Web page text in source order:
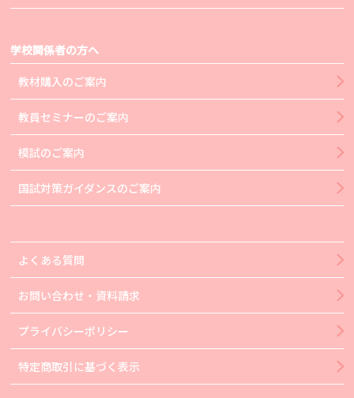
学校関係者の方へ
教材購入のご案内
教員セミナーのご案内
模試のご案内
国試対策ガイダンスのご案内
よくある質問
お問い合わせ・資料請求
プライバシーポリシー
特定商取引に基づく表示